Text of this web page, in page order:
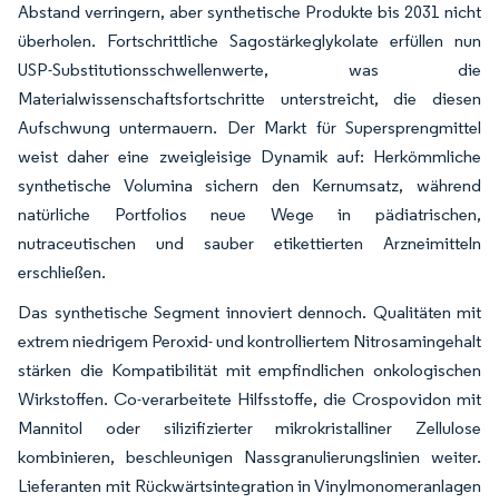
Abstand verringern, aber synthetische Produkte bis 2031 nicht
überholen. Fortschrittliche Sagostärkeglykolate erfüllen nun
USP-Substitutionsschwellenwerte, was die
Materialwissenschaftsfortschritte unterstreicht, die diesen
Aufschwung untermauern. Der Markt für Supersprengmittel
weist daher eine zweigleisige Dynamik auf: Herkömmliche
synthetische Volumina sichern den Kernum­satz, während
natürliche Portfolios neue Wege in pädiatrischen,
nutraceutischen und sauber etikettierten Arzneimitteln
erschließen.
Das synthetische Segment innoviert dennoch. Qualitäten mit
extrem niedrigem Peroxid- und kontrolliertem Nitrosamingehalt
stärken die Kompatibilität mit empfindlichen onkologischen
Wirkstoffen. Co-verarbeitete Hilfsstoffe, die Crospovidon mit
Mannitol oder silizifizierter mikrokristalliner Zellulose
kombinieren, beschleunigen Nassgranulierungslinien weiter.
Lieferanten mit Rückwärtsintegration in Vinylmonomeranlagen